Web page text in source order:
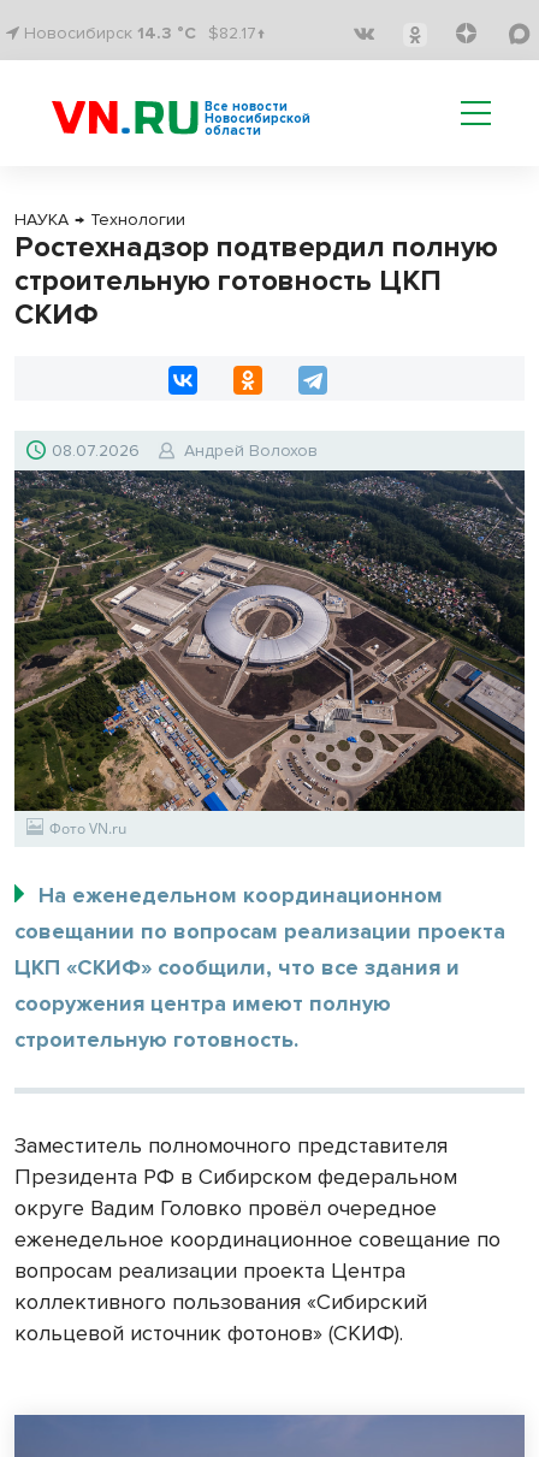
Новосибирск 14.3 °C $82.17↑
Все новости
Новосибирской
области
НАУКА → Технологии
Ростехнадзор подтвердил полную
строительную готовность ЦКП
СКИФ
08.07.2026 Андрей Волохов
Фото VN.ru
На еженедельном координационном
совещании по вопросам реализации проекта
ЦКП «СКИФ» сообщили, что все здания и
сооружения центра имеют полную
строительную готовность.
Заместитель полномочного представителя
Президента РФ в Сибирском федеральном
округе Вадим Головко провёл очередное
еженедельное координационное совещание по
вопросам реализации проекта Центра
коллективного пользования «Сибирский
кольцевой источник фотонов» (СКИФ).